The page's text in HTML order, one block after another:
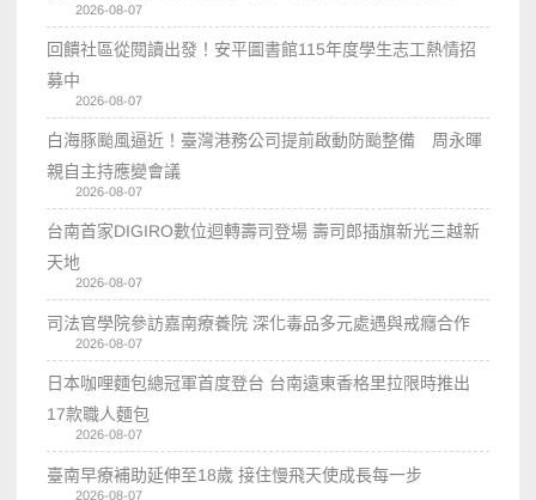
2026-08-07
回饋社區從閱讀出發！安平圖書館115年度學生志工熱情招
募中
2026-08-07
白海豚颱風逼近！臺灣港務公司提前啟動防颱整備 周永暉
親自主持應變會議
2026-08-07
台南首家DIGIRO數位迴轉壽司登場 壽司郎插旗新光三越新
天地
2026-08-07
司法官學院參訪嘉南療養院 深化毒品多元處遇與戒癮合作
2026-08-07
日本咖哩麵包總冠軍首度登台 台南遠東香格里拉限時推出
17款職人麵包
2026-08-07
臺南早療補助延伸至18歲 接住慢飛天使成長每一步
2026-08-07